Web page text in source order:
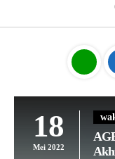
Bisnis Daring dan
Akuntansi Dan
Otomatisasi dan
Galeri
Video
Materi + Tugas
Kumpulan Soal
OTKP
Humas
BKK
E-Rapor
18
Mei 2022